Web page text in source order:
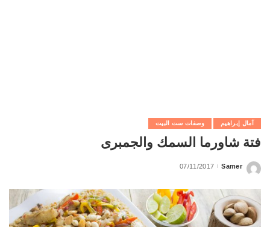
آمال إبراهيم وصفات ست البيت
فتة شاورما السمك والجمبرى
Posted
Samer
07/11/2017